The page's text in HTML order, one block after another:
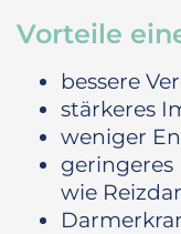
Vorteile
bessere
stärkeres
weniger
geringeres
wie